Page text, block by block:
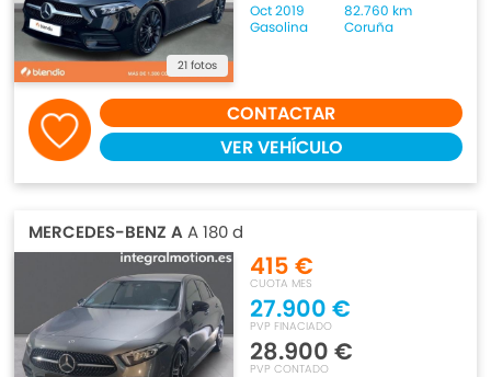
21 fotos
Oct 2019
82.760 km
Gasolina
Coruña
CONTACTAR
VER VEHÍCULO
MERCEDES-BENZ AA 180 d
415 €
CUOTA MES
27.900 €
PVP FINACIADO
28.900 €
PVP CONTADO